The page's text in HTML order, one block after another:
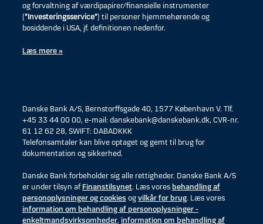
og forvaltning af værdipapirer/finansielle instrumenter
(”Investeringsservice”) til personer hjemmehørende og
bosiddende i USA, jf. definitionen nedenfor.
Læs mere »
Danske Bank A/S, Bernstorffsgade 40, 1577 København V. Tlf.
+45 33 44 00 00, e-mail: danskebank@danskebank.dk, CVR-nr.
61 12 62 28, SWIFT: DABADKKK
Telefonsamtaler kan blive optaget og gemt til brug for
dokumentation og sikkerhed.
Danske Bank forbeholder sig alle rettigheder. Danske Bank A/S
er under tilsyn afFinanstilsynet. Læs vores behandling af
personoplysninger og cookies ogvilkår for brug. Læs vores
information om behandling af personoplysninger -
enkeltmandsvirksomheder, information om behandling af